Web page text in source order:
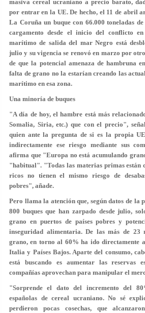
masiva cereal ucraniano a precio barato,
por entrar en la UE. De hecho, el 11 de abril
La Coruña un buque con 66.000 toneladas
cargamento desde el inicio del conflicto
marítimo de salida del mar Negro está
julio y su vigencia se renovó en marzo por
de que la potencial amenaza de hambruna
falta de grano no la estarían creando las
marítimo en esa zona.
Una minoría de buques
"A día de hoy, el hambre está más
Somalia, Siria, etc.) que con el precio",
quien ante la pregunta de si es la propia
indirectamente ese riesgo mediante sus
afirma que "Europa no está acumulando
"habitual". "Todas las materias primas están
ricos no tienen el mismo riesgo de
pobres", añade.
Pero llama la atención que, según datos de la
800 buques que han zarpado desde julio,
grano en puertos de países pobres y
inseguridad alimentaria. De las más de 23
grano, en torno al 60% ha ido directamente
Italia y Países Bajos. Aparte del consumo,
está buscando es aumentar las reservas
compañías aprovechan para manipular el
"Sorprende el dato del incremento del
españolas de cereal ucraniano. No sé
perdieron pocas cosechas, que